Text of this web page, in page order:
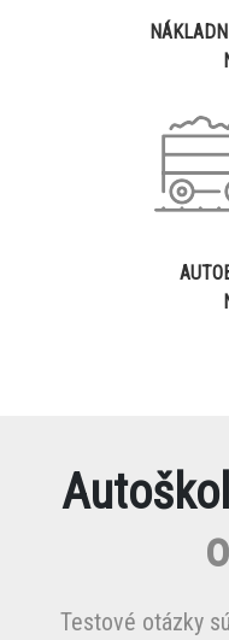
Testové otázky